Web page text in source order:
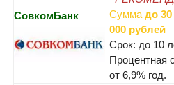
СовкомБанк
Сумма до 30
000 рублей
Срок: до 10
Процентная
от 6,9% год.